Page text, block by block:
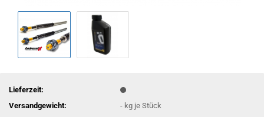
Lieferzeit:
Versandgewicht:
- kg je Stück